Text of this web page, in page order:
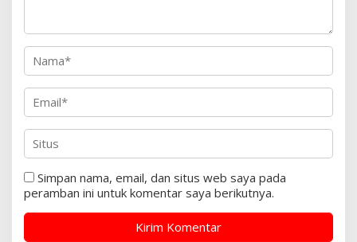
Simpan nama, email, dan situs web saya pada
peramban ini untuk komentar saya berikutnya.